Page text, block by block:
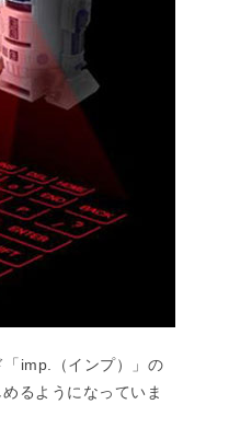
「imp.（インプ）」の
るようになっていま